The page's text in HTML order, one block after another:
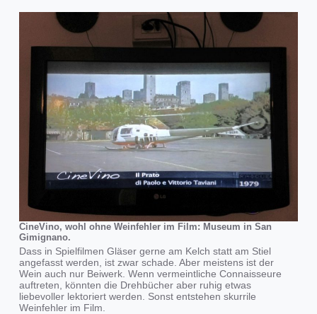
CineVino, wohl ohne Weinfehler im Film: Museum in San
Gimignano.
Dass in Spielfilmen Gläser gerne am Kelch statt am Stiel
angefasst werden, ist zwar schade. Aber meistens ist der
Wein auch nur Beiwerk. Wenn vermeintliche Connaisseure
auftreten, könnten die Drehbücher aber ruhig etwas
liebevoller lektoriert werden. Sonst entstehen skurrile
Weinfehler im Film.